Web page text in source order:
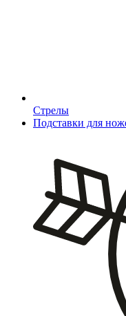
Стрелы
Подставки для